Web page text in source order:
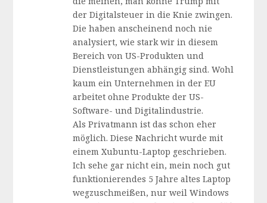
der Digitalsteuer in die Knie zwingen.
Die haben anscheinend noch nie
analysiert, wie stark wir in diesem
Bereich von US-Produkten und
Dienstleistungen abhängig sind. Wohl
kaum ein Unternehmen in der EU
arbeitet ohne Produkte der US-
Software- und Digitalindustrie.
Als Privatmann ist das schon eher
möglich. Diese Nachricht wurde mit
einem Xubuntu-Laptop geschrieben.
Ich sehe gar nicht ein, mein noch gut
funktionierendes 5 Jahre altes Laptop
wegzuschmeißen, nur weil Windows